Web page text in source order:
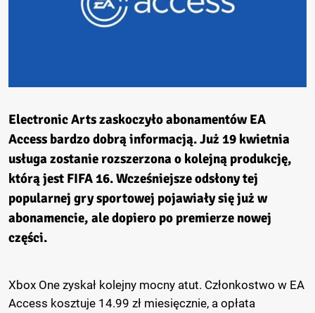
Electronic Arts zaskoczyło abonamentów EA
Access bardzo dobrą informacją. Już 19 kwietnia
usługa zostanie rozszerzona o kolejną produkcję,
którą jest FIFA 16. Wcześniejsze odsłony tej
popularnej gry sportowej pojawiały się już w
abonamencie, ale dopiero po premierze nowej
części.
Xbox One zyskał kolejny mocny atut. Członkostwo w EA
Access kosztuje 14.99 zł miesięcznie, a opłata